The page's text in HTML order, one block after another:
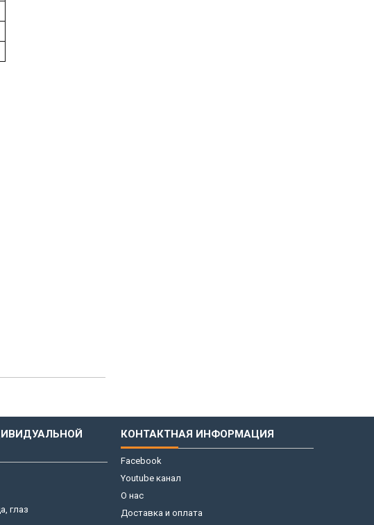
глаз
КОНТАКТНАЯ ИНФОРМАЦИЯ
Facebook
Youtube канал
О нас
Доставка и оплата